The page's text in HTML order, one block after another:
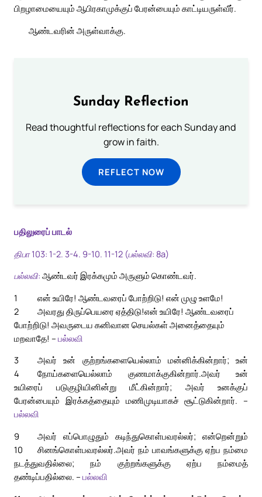
பிறழாமையையும் ஆபிரகாமுக்குப் பேரன்பையும் காட்டியருள்வீர்.
ஆண்டவரின் அருள்வாக்கு.
Sunday Reflection
Read thoughtful reflections for each Sunday and
grow in faith.
REFLECT NOW
பதிலுரைப் பாடல்
திபா 103: 1-2. 3-4. 9-10. 11-12 (பல்லவி: 8a)
பல்லவி: ஆண்டவர் இரக்கமும் அருளும் கொண்டவர்.
1
என் உயிரே! ஆண்டவரைப் போற்றிடு! என் முழு உளமே!
அவரது திருப்பெயரை ஏத்திடு!
2
என் உயிரே! ஆண்டவரைப்
போற்றிடு! அவருடைய கனிவான செயல்கள் அனைத்தையும்
மறவாதே! – பல்லவி
3
அவர் உன் குற்றங்களையெல்லாம் மன்னிக்கின்றார்; உன்
நோய்களையெல்லாம் குணமாக்குகின்றார்.
4
அவர் உன்
உயிரைப் படுகுழியினின்று மீட்கின்றார்; அவர் உனக்குப்
பேரன்பையும் இரக்கத்தையும் மணிமுடியாகச் சூட்டுகின்றார். –
பல்லவி
9
அவர் எப்பொழுதும் கடிந்துகொள்பவரல்லர்; என்றென்றும்
சினங்கொள்பவரல்லர்.
10
அவர் நம் பாவங்களுக்கு ஏற்ப நம்மை
நடத்துவதில்லை; நம் குற்றங்களுக்கு ஏற்ப நம்மைத்
தண்டிப்பதில்லை. – பல்லவி